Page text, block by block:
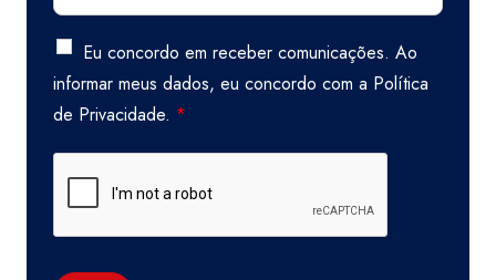
Eu concordo em receber comunicações. Ao
informar meus dados, eu concordo com a Política
de Privacidade. *